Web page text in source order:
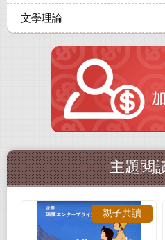
文學理論
主題閱
親子共讀